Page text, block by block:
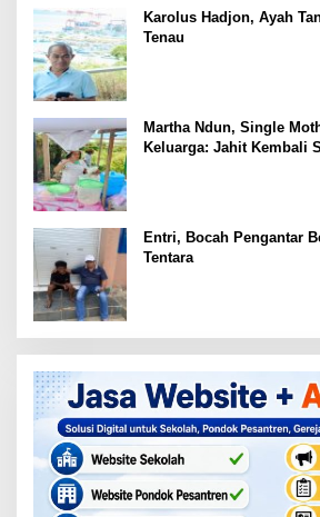
Karolus Hadjon, Ayah
Tenau
Martha Ndun, Single
Keluarga: Jahit Kembali
Entri, Bocah Pengantar
Tentara